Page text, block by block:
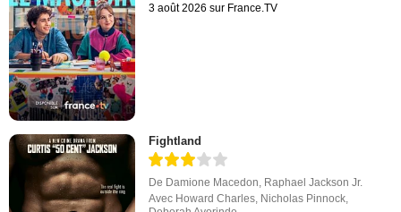
3 août 2026 sur France.TV
Fightland
De Damione Macedon Raphael Jackson Jr.
Avec Howard Charles Nicholas Pinnock